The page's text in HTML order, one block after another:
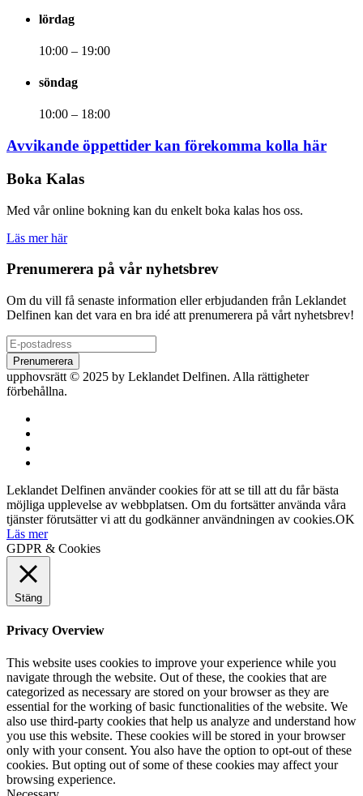
lördag
10:00 – 19:00
söndag
10:00 – 18:00
Avvikande öppettider kan förekomma kolla här
Boka Kalas
Med vår online bokning kan du enkelt boka kalas hos oss.
Läs mer här
Prenumerera på vår nyhetsbrev
Om du vill få senaste information eller erbjudanden från Leklandet
Delfinen kan det vara en bra idé att prenumerera på vårt nyhetsbrev!
upphovsrätt © 2025 by Leklandet Delfinen. Alla rättigheter
förbehållna.
Leklandet Delfinen använder cookies för att se till att du får bästa
möjliga upplevelse av webbplatsen. Om du fortsätter använda våra
tjänster förutsätter vi att du godkänner användningen av cookies.OK
Läs mer
GDPR & Cookies
Stäng
Privacy Overview
This website uses cookies to improve your experience while you
navigate through the website. Out of these, the cookies that are
categorized as necessary are stored on your browser as they are
essential for the working of basic functionalities of the website. We
also use third-party cookies that help us analyze and understand how
you use this website. These cookies will be stored in your browser
only with your consent. You also have the option to opt-out of these
cookies. But opting out of some of these cookies may affect your
browsing experience.